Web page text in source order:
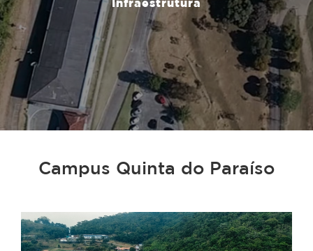
Infraestrutura
Campus Quinta do Paraíso